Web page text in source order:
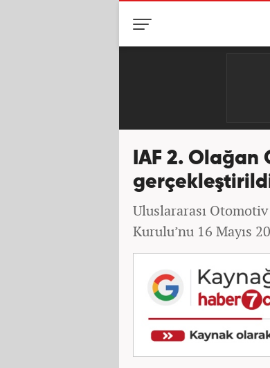
IAF 2. Olağan
Uluslararası
Kurulu’nu 16 Mayıs